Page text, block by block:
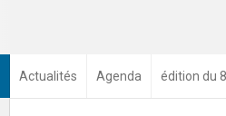
Actualités Agenda édition du